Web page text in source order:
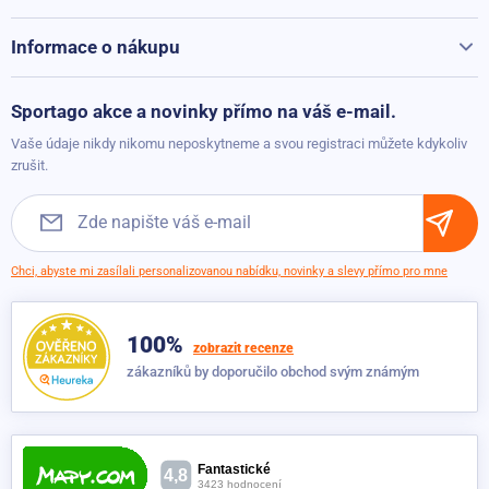
Vak na jóga podložku Sportago Aztek
499 Kč Dočasně nedostupné
Sportago Pilates Ring Fialová
249 Kč
Sportago Yoga Cork Wheel
749 Kč
Kontakty
Běžecké pásy při přepravě hýčkáme
Informace o nákupu
Obchodní podmínky
Sportago akce a novinky přímo na váš e-mail.
Vaše údaje nikdy nikomu neposkytneme a svou registraci můžete kdykoliv
zrušit.
Chci, abyste mi zasílali personalizovanou nabídku, novinky a slevy přímo pro mne
100% zobrazit recenze
zákazníků by doporučilo obchod svým známým